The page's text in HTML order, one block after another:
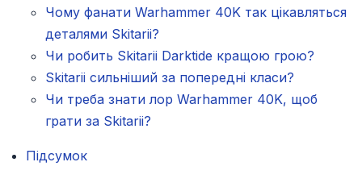
Чому фанати Warhammer 40K так цікавляться
деталями Skitarii?
Чи робить Skitarii Darktide кращою грою?
Skitarii сильніший за попередні класи?
Чи треба знати лор Warhammer 40K, щоб
грати за Skitarii?
Підсумок